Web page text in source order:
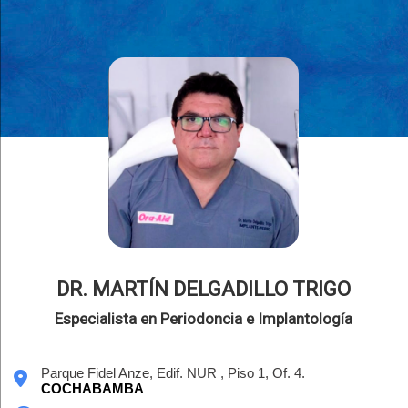
DR. MARTÍN DELGADILLO TRIGO
Especialista en Periodoncia e Implantología
Parque Fidel Anze, Edif. NUR , Piso 1, Of. 4.
COCHABAMBA